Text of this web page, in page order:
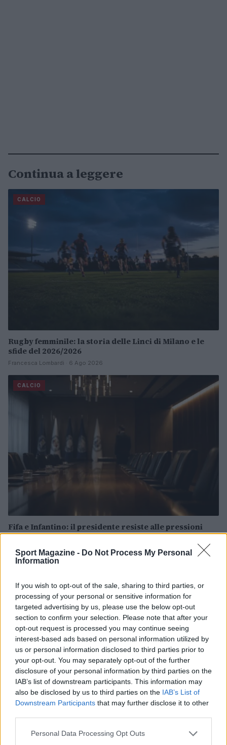
Sport Magazine - Do Not Process My Personal
Information
If you wish to opt-out of the sale, sharing to third parties, or
processing of your personal or sensitive information for
targeted advertising by us, please use the below opt-out
section to confirm your selection. Please note that after your
opt-out request is processed you may continue seeing
interest-based ads based on personal information utilized by
us or personal information disclosed to third parties prior to
your opt-out. You may separately opt-out of the further
disclosure of your personal information by third parties on the
IAB’s list of downstream participants. This information may
also be disclosed by us to third parties on the IAB’s List of
Downstream Participants that may further disclose it to other
Please note that this website/app uses one or more Google
Personal Data Processing Opt Outs
Continua a leggere
CALCIO
Rugby femminile: la storia delle Linci di Milano e le
sfide del 2026/2026
Francesca Lombardi · 6 Ago 2026
CALCIO
Fifa e Infantino: il presidente resiste alle pressioni
dopo il piano di privatizzazione
Andrea Conforti · 6 Ago 2026
Andrea Conforti · 6 Ago 2026